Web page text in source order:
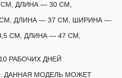
ДЛИНА — 30 СМ,
ДЛИНА — 37 СМ, ШИРИНА —
СМ, ДЛИНА — 47 СМ,
РАБОЧИХ ДНЕЙ
ДАННАЯ МОДЕЛЬ МОЖЕТ